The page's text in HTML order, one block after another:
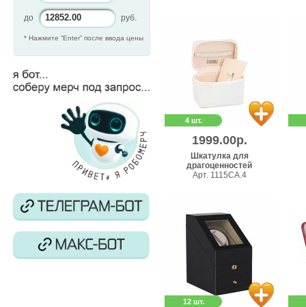
до руб.
* Нажмите “Enter” после ввода цены
4 шт.
1999.00р.
Шкатулка для
драгоценностей
Арт. 1115CA.4
12 шт.